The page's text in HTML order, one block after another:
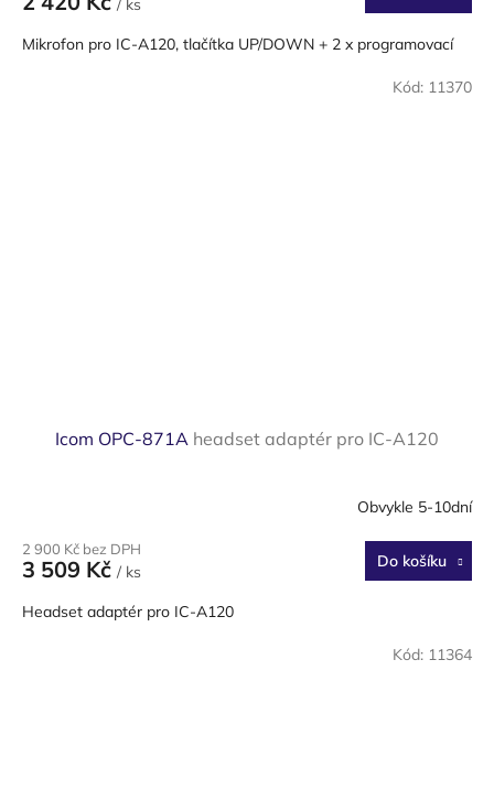
/ ks
Mikrofon pro IC-A120, tlačítka UP/DOWN + 2 x programovací
Icom OPC-871A headset adaptér pro IC-A120
Obvykle 5-10dní
2 900 Kč bez DPH
3 509 Kč / ks
Do košíku
Headset adaptér pro IC-A120
Kód: 11370
Kód: 11364